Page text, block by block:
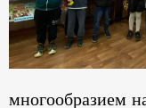
многообразием